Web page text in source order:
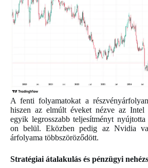
A fenti folyamatokat a
hiszen az elmúlt éveket nézve az Intel
egyik legrosszabb teljesítményt
on belül. Eközben pedig az Nvidia
árfolyama többszöröződött.
Stratégiai átalakulás és pénzügyi